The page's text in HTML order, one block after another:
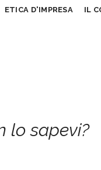
ETICA D'IMPRESA IL
lo sapevi?